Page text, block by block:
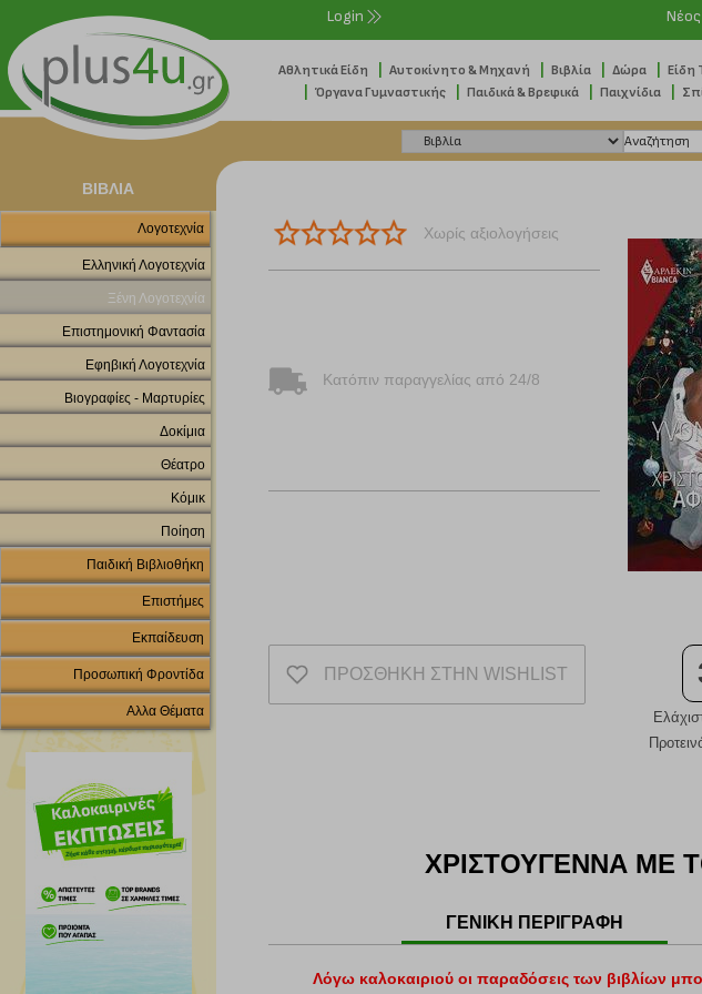
Login
Αθλητικά Είδη Αυτοκίνητο & Μηχανή Βιβλία Δώρα Είδη
Όργανα Γυμναστικής Παιδικά & Βρεφικά Παιχνίδια
ΒΙΒΛΙΑ
Λογοτεχνία
Ελληνική Λογοτεχνία
Ξένη Λογοτεχνία
Επιστημονική Φαντασία
Εφηβική Λογοτεχνία
Βιογραφίες - Μαρτυρίες
Δοκίμια
Θέατρο
Κόμικ
Ποίηση
Παιδική Βιβλιοθήκη
Επιστήμες
Εκπαίδευση
Προσωπική Φροντίδα
Αλλα Θέματα
Χωρίς αξιολογήσεις
Κατόπιν παραγγελίας από 24/8
ΠΡΟΣΘΗΚΗ ΣΤΗΝ WISHLIST
ΧΡΙΣΤΟΥΓΕΝΝΑ ΜΕ
ΓΕΝΙΚΗ ΠΕΡΙΓΡΑΦΗ
Λόγω καλοκαιριού οι παραδόσεις των βιβλίων